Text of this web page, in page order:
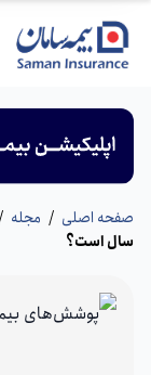
صفحه اصلی / مجله
سال است؟